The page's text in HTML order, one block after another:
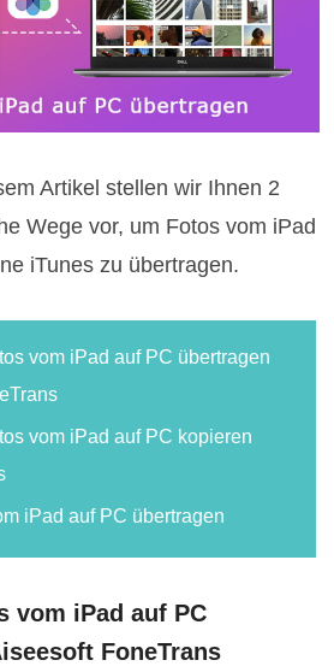
Artikel stellen wir Ihnen 2
Wege vor, um Fotos vom iPad
iTunes zu übertragen.
vom iPad auf PC übertragen
vom iPad auf PC kopieren
iPad auf PC übertragen
vom iPad auf PC
FoneTrans